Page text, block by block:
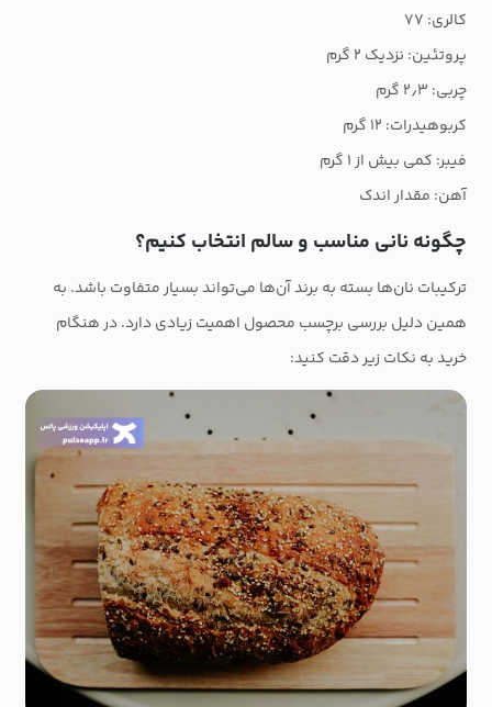
کالری: ۷۷
پروتئین: نزدیک ۲ گرم
چربی: ۲٫۳ گرم
کربوهیدرات: ۱۲ گرم
فیبر: کمی بیش از ۱ گرم
آهن: مقدار اندک
چگونه نانی مناسب و سالم انتخاب کنیم؟
ترکیبات نان‌ها بسته به برند آن‌ها می‌تواند بسیار متفاوت باشد. به
همین دلیل بررسی برچسب محصول اهمیت زیادی دارد. در هنگام
خرید به نکات زیر دقت کنید: